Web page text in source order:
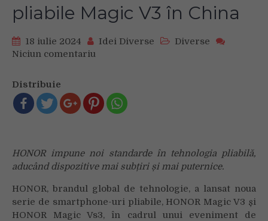
pliabile Magic V3 în China
18 iulie 2024 Idei Diverse
Diverse
Niciun comentariu
noua
serie
de
pliabile
Magic
în
China
Distribuie
HONOR impune noi standarde în tehnologia pliabilă,
aducând dispozitive mai subțiri și mai puternice.
HONOR, brandul global de tehnologie, a lansat noua
serie de smartphone-uri pliabile, HONOR Magic V3 și
HONOR Magic Vs3, în cadrul unui eveniment de